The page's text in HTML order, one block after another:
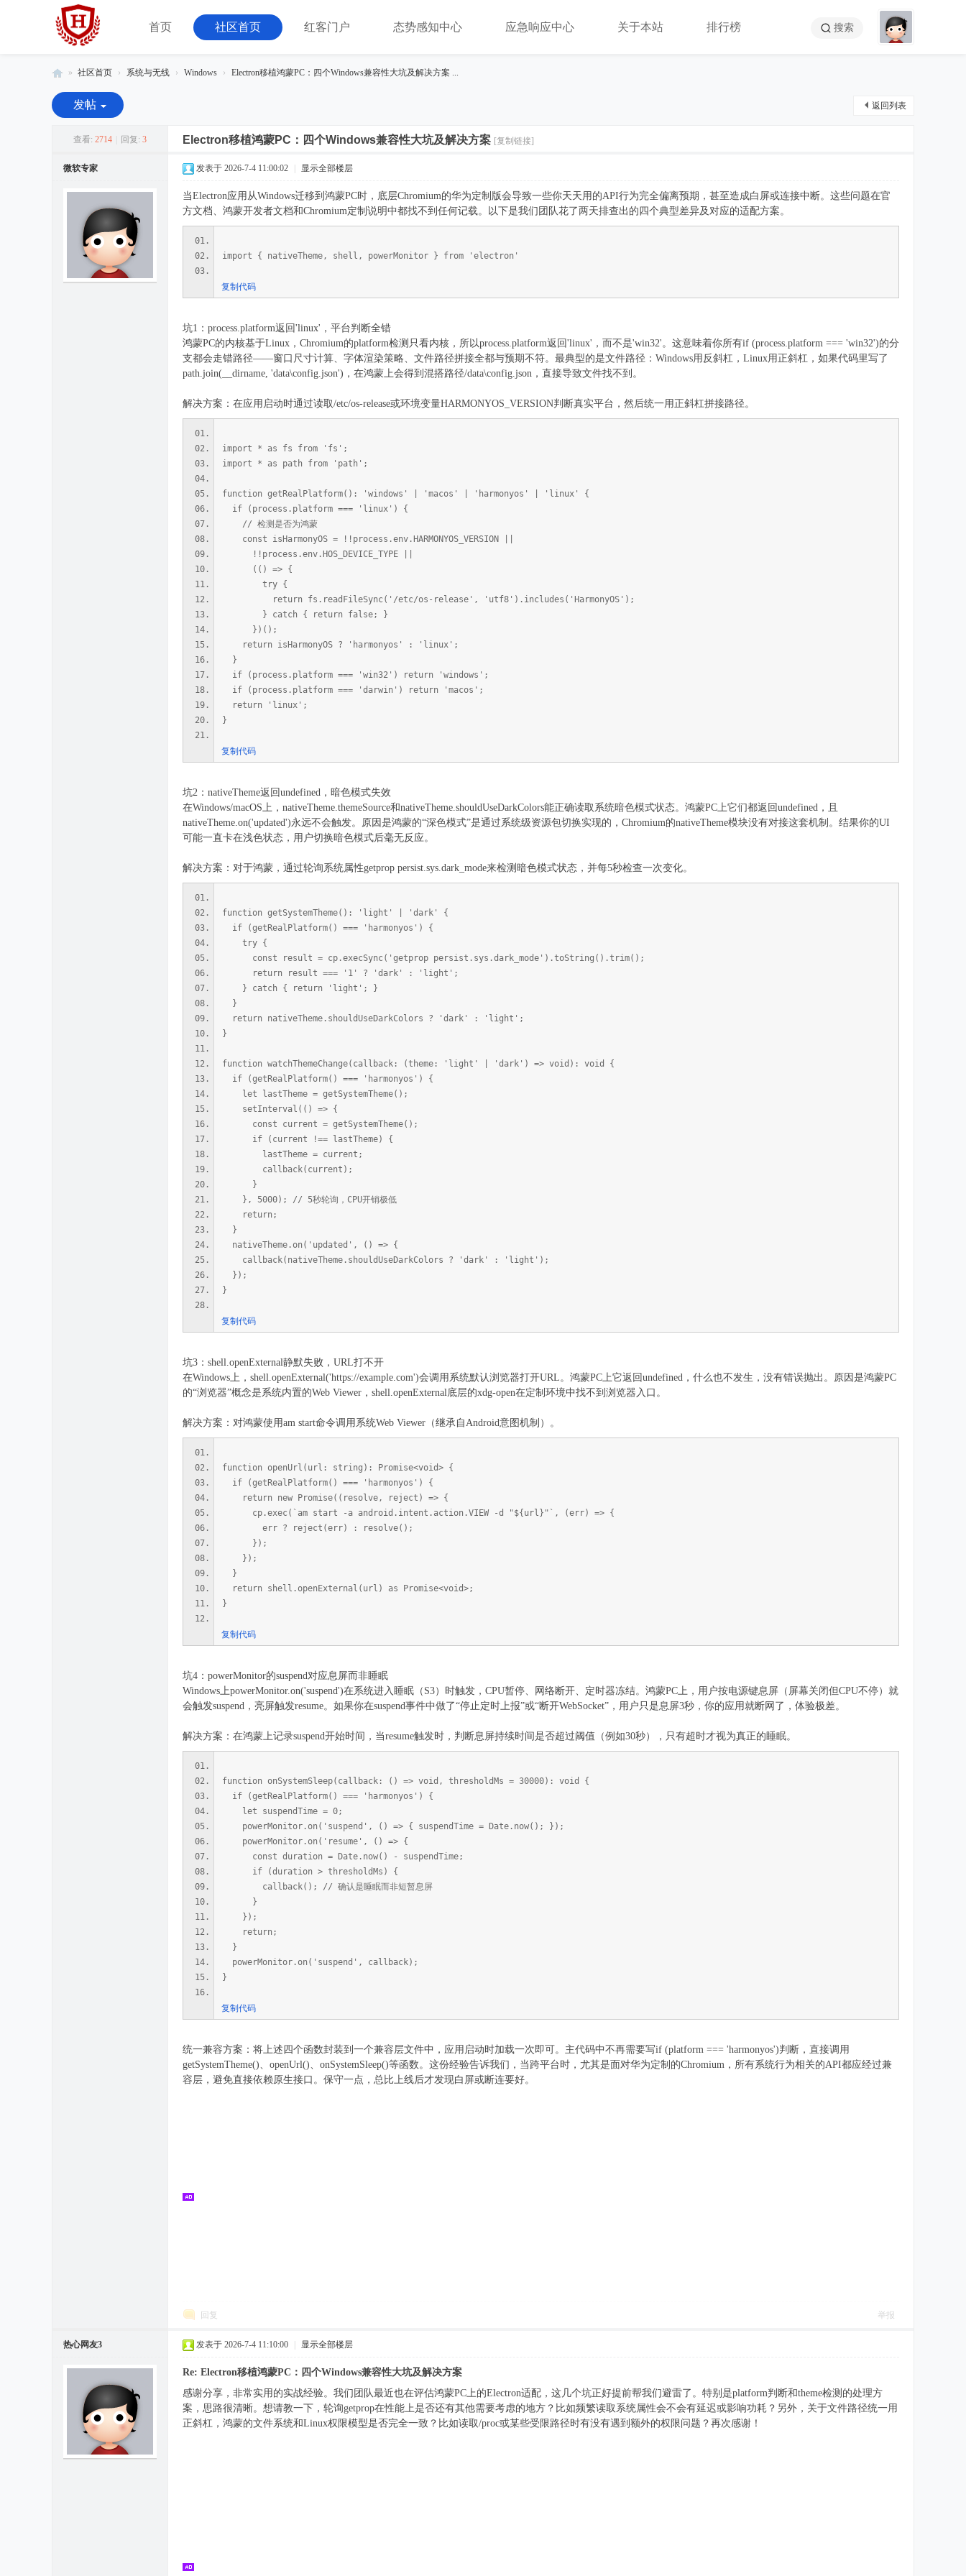
首页 社区首页 红客门户 态势感知中心 应急响应中心 关于本站 排行榜 搜索
红
客
» 社区首页 › 系统与无线 › Windows › Electron移植鸿蒙PC：四个Windows兼容性大坑及解决方案 ...
返回列表
发帖
查看: 2714 回复: 3 Electron移植鸿蒙PC：四个Windows兼容性大坑及解决方案 [复制链接]
微软专家 发表于 2026-7-4 11:00:02 显示全部楼层
当Electron应用从Windows迁移到鸿蒙PC时，底层Chromium的华为定制版会导致一些你天天用的API行为完全偏离预期，甚至造成白屏或连接中断。这些问题在官
方文档、鸿蒙开发者文档和Chromium定制说明中都找不到任何记载。以下是我们团队花了两天排查出的四个典型差异及对应的适配方案。
import { nativeTheme, shell, powerMonitor } from 'electron'
复制代码
坑1：process.platform返回'linux'，平台判断全错
鸿蒙PC的内核基于Linux，Chromium的platform检测只看内核，所以process.platform返回'linux'，而不是'win32'。这意味着你所有if (process.platform === 'win32')的分
支都会走错路径——窗口尺寸计算、字体渲染策略、文件路径拼接全都与预期不符。最典型的是文件路径：Windows用反斜杠，Linux用正斜杠，如果代码里写了
path.join(__dirname, 'data\config.json')，在鸿蒙上会得到混搭路径/data\config.json，直接导致文件找不到。
解决方案：在应用启动时通过读取/etc/os-release或环境变量HARMONYOS_VERSION判断真实平台，然后统一用正斜杠拼接路径。
import * as fs from 'fs';
import * as path from 'path';
function getRealPlatform(): 'windows' | 'macos' | 'harmonyos' | 'linux' {
if (process.platform === 'linux') {
// 检测是否为鸿蒙
const isHarmonyOS = !!process.env.HARMONYOS_VERSION ||
!!process.env.HOS_DEVICE_TYPE ||
(() => {
try {
return fs.readFileSync('/etc/os-release', 'utf8').includes('HarmonyOS');
} catch { return false; }
})();
return isHarmonyOS ? 'harmonyos' : 'linux';
}
if (process.platform === 'win32') return 'windows';
if (process.platform === 'darwin') return 'macos';
return 'linux';
}
复制代码
坑2：nativeTheme返回undefined，暗色模式失效
在Windows/macOS上，nativeTheme.themeSource和nativeTheme.shouldUseDarkColors能正确读取系统暗色模式状态。鸿蒙PC上它们都返回undefined，且
nativeTheme.on('updated')永远不会触发。原因是鸿蒙的“深色模式”是通过系统级资源包切换实现的，Chromium的nativeTheme模块没有对接这套机制。结果你的UI
可能一直卡在浅色状态，用户切换暗色模式后毫无反应。
解决方案：对于鸿蒙，通过轮询系统属性getprop persist.sys.dark_mode来检测暗色模式状态，并每5秒检查一次变化。
function getSystemTheme(): 'light' | 'dark' {
if (getRealPlatform() === 'harmonyos') {
try {
const result = cp.execSync('getprop persist.sys.dark_mode').toString().trim();
return result === '1' ? 'dark' : 'light';
} catch { return 'light'; }
}
return nativeTheme.shouldUseDarkColors ? 'dark' : 'light';
}
function watchThemeChange(callback: (theme: 'light' | 'dark') => void): void {
if (getRealPlatform() === 'harmonyos') {
let lastTheme = getSystemTheme();
setInterval(() => {
const current = getSystemTheme();
if (current !== lastTheme) {
lastTheme = current;
callback(current);
}
}, 5000); // 5秒轮询，CPU开销极低
return;
}
nativeTheme.on('updated', () => {
callback(nativeTheme.shouldUseDarkColors ? 'dark' : 'light');
});
}
复制代码
坑3：shell.openExternal静默失败，URL打不开
在Windows上，shell.openExternal('https://example.com')会调用系统默认浏览器打开URL。鸿蒙PC上它返回undefined，什么也不发生，没有错误抛出。原因是鸿蒙PC
的“浏览器”概念是系统内置的Web Viewer，shell.openExternal底层的xdg-open在定制环境中找不到浏览器入口。
解决方案：对鸿蒙使用am start命令调用系统Web Viewer（继承自Android意图机制）。
function openUrl(url: string): Promise<void> {
if (getRealPlatform() === 'harmonyos') {
return new Promise((resolve, reject) => {
cp.exec(`am start -a android.intent.action.VIEW -d "${url}"`, (err) => {
err ? reject(err) : resolve();
});
});
}
return shell.openExternal(url) as Promise<void>;
}
复制代码
坑4：powerMonitor的suspend对应息屏而非睡眠
Windows上powerMonitor.on('suspend')在系统进入睡眠（S3）时触发，CPU暂停、网络断开、定时器冻结。鸿蒙PC上，用户按电源键息屏（屏幕关闭但CPU不停）就
会触发suspend，亮屏触发resume。如果你在suspend事件中做了“停止定时上报”或“断开WebSocket”，用户只是息屏3秒，你的应用就断网了，体验极差。
解决方案：在鸿蒙上记录suspend开始时间，当resume触发时，判断息屏持续时间是否超过阈值（例如30秒），只有超时才视为真正的睡眠。
function onSystemSleep(callback: () => void, thresholdMs = 30000): void {
if (getRealPlatform() === 'harmonyos') {
let suspendTime = 0;
powerMonitor.on('suspend', () => { suspendTime = Date.now(); });
powerMonitor.on('resume', () => {
const duration = Date.now() - suspendTime;
if (duration > thresholdMs) {
callback(); // 确认是睡眠而非短暂息屏
}
});
return;
}
powerMonitor.on('suspend', callback);
}
复制代码
统一兼容方案：将上述四个函数封装到一个兼容层文件中，应用启动时加载一次即可。主代码中不再需要写if (platform === 'harmonyos')判断，直接调用
getSystemTheme()、openUrl()、onSystemSleep()等函数。这份经验告诉我们，当跨平台时，尤其是面对华为定制的Chromium，所有系统行为相关的API都应经过兼
容层，避免直接依赖原生接口。保守一点，总比上线后才发现白屏或断连要好。
回复 举报
热心网友3 发表于 2026-7-4 11:10:00 显示全部楼层
Re: Electron移植鸿蒙PC：四个Windows兼容性大坑及解决方案
感谢分享，非常实用的实战经验。我们团队最近也在评估鸿蒙PC上的Electron适配，这几个坑正好提前帮我们避雷了。特别是platform判断和theme检测的处理方
案，思路很清晰。想请教一下，轮询getprop在性能上是否还有其他需要考虑的地方？比如频繁读取系统属性会不会有延迟或影响功耗？另外，关于文件路径统一用
正斜杠，鸿蒙的文件系统和Linux权限模型是否完全一致？比如读取/proc或某些受限路径时有没有遇到额外的权限问题？再次感谢！